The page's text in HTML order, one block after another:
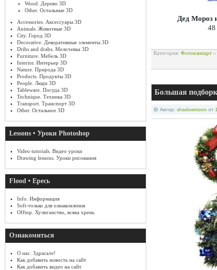
Wood. Дерево 3D
Other. Остальные 3D
Accessories. Аксессуары 3D
Animals. Животные 3D
City. Город 3D
Decorative. Декоративные элементы 3D
Dribs and drabs. Мелочевка 3D
Furniture. Мебель 3D
Interior. Интерьер 3D
Nature. Природа 3D
Products. Продукты 3D
People. Люди 3D
Tableware. Посуда 3D
Technique. Техника 3D
Transport. Транспорт 3D
Other. Остальное 3D
Lessons • Уроки Photoshop
Video tutorials. Видео уроки
Drawing lessons. Уроки рисования
Flood • Ересь
Info. Информация
Soft-только для ознакомления
Offtop. Хулиганство, всяка хрень
Ознакомиться
О нас. Здрасьте!
Как добавить новость на сайт
Как добавить видео на сайт
Дед Мороз
48
Категория: Фотоклипарт »
Большая
Автор: shadowmoon от